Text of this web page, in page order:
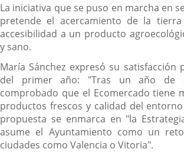
La iniciativa que se puso en marcha en
pretende el acercamiento de la
accesibilidad a un producto
y sano.
María Sánchez expresó su satisfacción
del primer año: "Tras un año de
comprobado que el Ecomercado tiene
productos frescos y calidad del
propuesta se enmarca en "la
asume el Ayuntamiento como un
ciudades como Valencia o Vitoria".